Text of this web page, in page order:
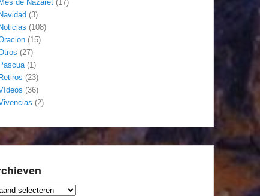
Mes de Nazaret (17)
Navidad (3)
Noticias (108)
(15)
(27)
Pascua(1)
Retiros (23)
(36)
(2)